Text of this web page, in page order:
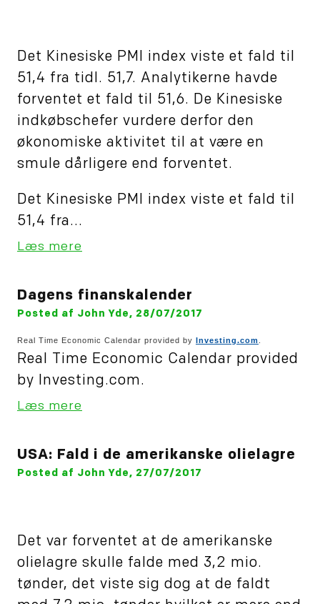
Det Kinesiske PMI index viste et fald til
51,4 fra tidl. 51,7. Analytikerne havde
forventet et fald til 51,6. De Kinesiske
indkøbschefer vurdere derfor den
økonomiske aktivitet til at være en
smule dårligere end forventet.
Det Kinesiske PMI index viste et fald til
51,4 fra...
Læs mere
Dagens finanskalender
Posted af John Yde, 28/07/2017
Real Time Economic Calendar provided by Investing.com
Real Time Economic Calendar provided
by Investing.com.
Læs mere
USA: Fald i de amerikanske olielagre
Posted af John Yde, 27/07/2017
Det var forventet at de amerikanske
olielagre skulle falde med 3,2 mio.
tønder, det viste sig dog at de faldt